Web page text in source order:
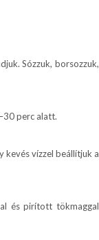
Sózzuk, borsozzuk,
perc alatt.
kevés vízzel beállítjuk a
és pirított tökmaggal